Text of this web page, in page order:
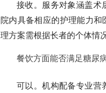
接收。服务对象涵盖术
院内具备相应的护理能力
理方案需根据长者的个体情
餐饮方面能否满足糖尿
可以。机构配备专业营